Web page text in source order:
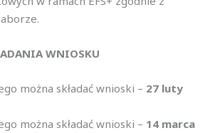
WNIOSKU
można składać wnioski – 27 luty
można składać wnioski – 14 marca